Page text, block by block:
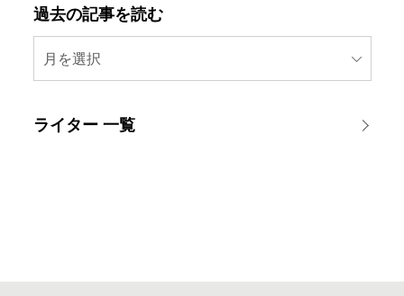
過去の記事を読む
月を選択
ライター 一覧